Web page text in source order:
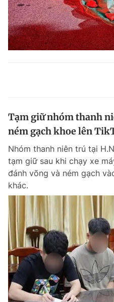
Tạm giữ nhóm thanh
ném gạch khoe lên
Nhóm thanh niên trú tại
tạm giữ sau khi chạy xe
đánh võng và ném gạch
khác.